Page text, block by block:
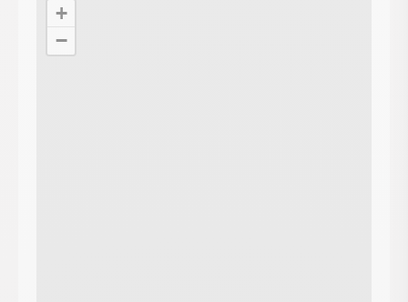
+
−